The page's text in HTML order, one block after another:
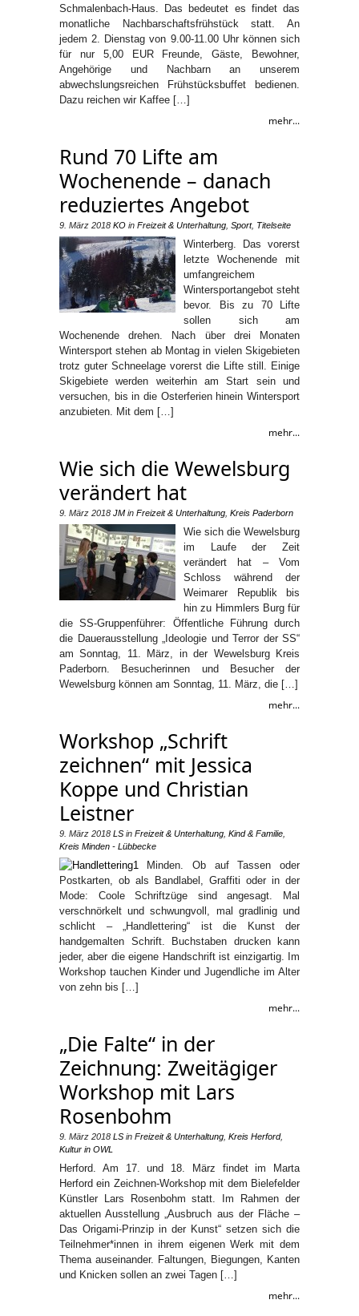
Schmalenbach-Haus. Das bedeutet es findet das
monatliche Nachbarschaftsfrühstück statt. An
jedem 2. Dienstag von 9.00-11.00 Uhr können sich
für nur 5,00 EUR Freunde, Gäste, Bewohner,
Angehörige und Nachbarn an unserem
abwechslungsreichen Frühstücksbuffet bedienen.
Dazu reichen wir Kaffee […]
mehr...
Rund 70 Lifte am
Wochenende – danach
reduziertes Angebot
9. März 2018 KO in Freizeit & Unterhaltung Sport, Titelseite
Winterberg. Das vorerst
letzte Wochenende mit
umfangreichem
Wintersportangebot steht
bevor. Bis zu 70 Lifte
sollen sich am
Wochenende drehen. Nach über drei Monaten
Wintersport stehen ab Montag in vielen Skigebieten
trotz guter Schneelage vorerst die Lifte still. Einige
Skigebiete werden weiterhin am Start sein und
versuchen, bis in die Osterferien hinein Wintersport
anzubieten. Mit dem […]
mehr...
Wie sich die Wewelsburg
verändert hat
9. März 2018 JM in Freizeit & Unterhaltung Kreis Paderborn
Wie sich die Wewelsburg
im Laufe der Zeit
verändert hat – Vom
Schloss während der
Weimarer Republik bis
hin zu Himmlers Burg für
die SS-Gruppenführer: Öffentliche Führung durch
die Dauerausstellung „Ideologie und Terror der SS“
am Sonntag, 11. März, in der Wewelsburg Kreis
Paderborn. Besucherinnen und Besucher der
Wewelsburg können am Sonntag, 11. März, die […]
mehr...
Workshop „Schrift
zeichnen“ mit Jessica
Koppe und Christian
Leistner
9. März 2018 LS in Freizeit & Unterhaltung Kind & Familie
Kreis Minden - Lübbecke
Minden. Ob auf Tassen oder
Postkarten, ob als Bandlabel, Graffiti oder in der
Mode: Coole Schriftzüge sind angesagt. Mal
verschnörkelt und schwungvoll, mal gradlinig und
schlicht – „Handlettering“ ist die Kunst der
handgemalten Schrift. Buchstaben drucken kann
jeder, aber die eigene Handschrift ist einzigartig. Im
Workshop tauchen Kinder und Jugendliche im Alter
von zehn bis […]
mehr...
„Die Falte“ in der
Zeichnung: Zweitägiger
Workshop mit Lars
Rosenbohm
9. März 2018 LS in Freizeit & Unterhaltung Kreis Herford,
Kultur in OWL
Herford. Am 17. und 18. März findet im Marta
Herford ein Zeichnen-Workshop mit dem Bielefelder
Künstler Lars Rosenbohm statt. Im Rahmen der
aktuellen Ausstellung „Ausbruch aus der Fläche –
Das Origami-Prinzip in der Kunst“ setzen sich die
Teilnehmer*innen in ihrem eigenen Werk mit dem
Thema auseinander. Faltungen, Biegungen, Kanten
und Knicken sollen an zwei Tagen […]
mehr...